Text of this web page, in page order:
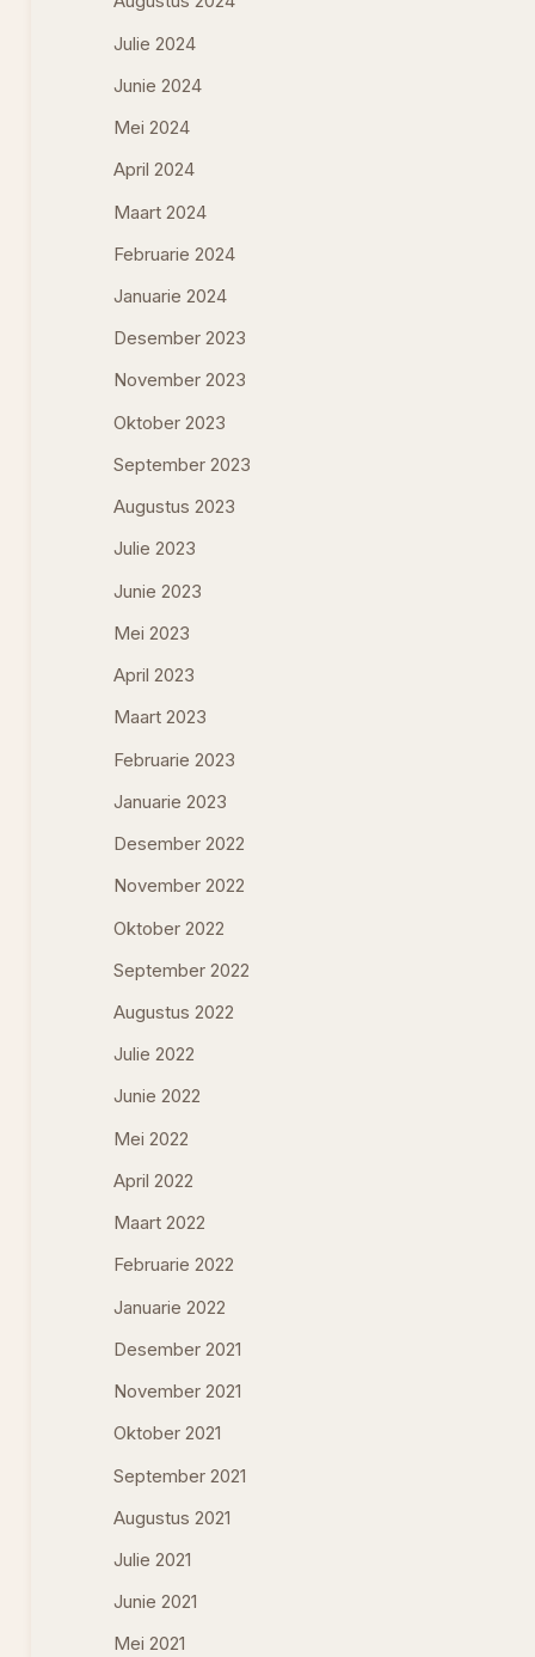
Julie 2024
Junie 2024
Mei 2024
April 2024
Maart 2024
Februarie 2024
Januarie 2024
Desember 2023
November 2023
Oktober 2023
September 2023
Augustus 2023
Julie 2023
Junie 2023
Mei 2023
April 2023
Maart 2023
Februarie 2023
Januarie 2023
Desember 2022
November 2022
Oktober 2022
September 2022
Augustus 2022
Julie 2022
Junie 2022
Mei 2022
April 2022
Maart 2022
Februarie 2022
Januarie 2022
Desember 2021
November 2021
Oktober 2021
September 2021
Augustus 2021
Julie 2021
Junie 2021
Mei 2021